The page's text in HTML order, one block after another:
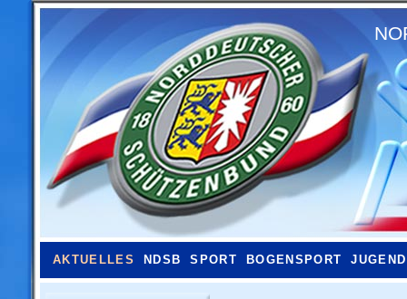
AKTUELLES NDSB SPORT BOGENSPORT JUGEND